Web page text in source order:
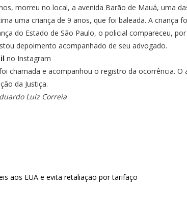
morreu no local, a avenida Barão de Mauá, uma
uma criança de 9 anos, que foi baleada. A criança
do Estado de São Paulo, o policial compareceu,
depoimento acompanhado de seu advogado.
no Instagram
chamada e acompanhou o registro da ocorrência.
da Justiça.
Luiz Correia
aos EUA e evita retaliação por tarifaço